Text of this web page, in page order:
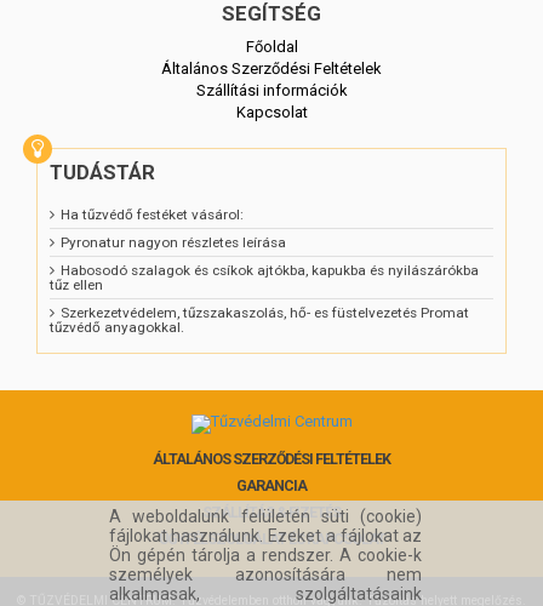
SEGÍTSÉG
Főoldal
Általános Szerződési Feltételek
Szállítási információk
Kapcsolat
TUDÁSTÁR
Ha tűzvédő festéket vásárol:
Pyronatur nagyon részletes leírása
Habosodó szalagok és csíkok ajtókba, kapukba és nyilászárókba
tűz ellen
Szerkezetvédelem, tűzszakaszolás, hő- es füstelvezetés Promat
tűzvédő anyagokkal.
ÁLTALÁNOS SZERZŐDÉSI FELTÉTELEK
GARANCIA
SZÁLLÍTÁS & FIZETÉS
ÜGYFÉLSZOLGÁLAT ÉS KAPCSOLAT
TŰZVÉDELMI CENTRUM: Tűzvédelemben otthon vagyunk. Tűzoltás helyett megelőzés.
A weboldalunk felületén süti (cookie)
fájlokat használunk. Ezeket a fájlokat az
Ön gépén tárolja a rendszer. A cookie-k
személyek azonosítására nem
alkalmasak, szolgáltatásaink